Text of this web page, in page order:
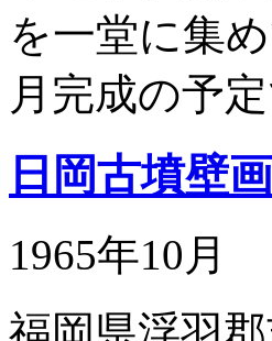
を一堂に集
月完成の予
日岡古墳壁
1965年10月